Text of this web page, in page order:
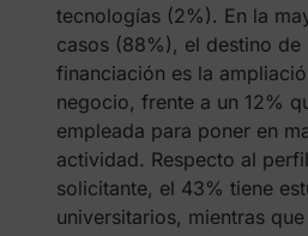
tecnologías (2%). En la
casos (88%), el destino de
financiación es la
negocio, frente a un 12%
empleada para poner en
actividad. Respecto al
solicitante, el 43% tiene
universitarios, mientras que